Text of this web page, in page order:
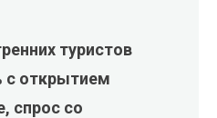
туристов
с открытием
спрос со